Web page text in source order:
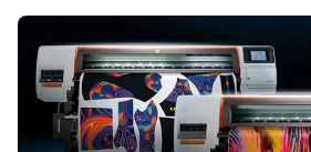
フォローする
linkedInfacebook
twitter
お客様の声
ワークフローソリューション
サステナビリティ